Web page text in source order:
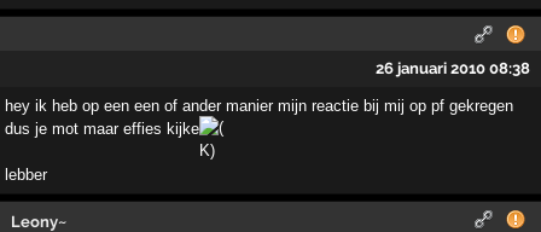
26 januari 2010 08:38
hey ik heb op een een of ander manier mijn reactie bij mij op pf gekregen
dus je mot maar effies kijke
lebber
Leony~